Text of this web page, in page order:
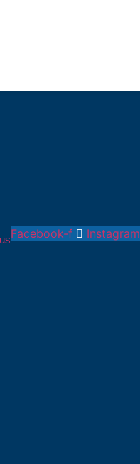
Facebook-f Instagram